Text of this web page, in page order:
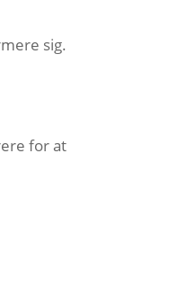
sig.
for at